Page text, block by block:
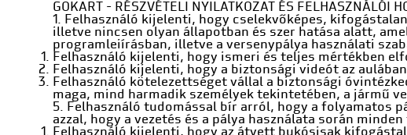
GOKART - RÉSZVÉTELI NYILATKOZAT ÉS FELHASZNÁLÓI
1. Felhasználó kijelenti, hogy cselekvőképes,
illetve nincsen olyan állapotban és szer hatása alatt,
programleiírásban, illetve a versenypálya használati
Felhasználó kijelenti, hogy ismeri és teljes mértékben
Felhasználó kijelenti, hogy a biztonsági videót az
Felhasználó kötelezettséget vállal a biztonsági
maga, mind harmadik személyek tekintetében, a jármű
5. Felhasználó tudomással bír arról, hogy a folyamatos
azzal, hogy a vezetés és a pálya használata során